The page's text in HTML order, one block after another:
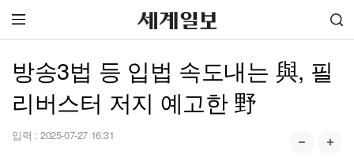
방송3법 등 입법 속도내는 與, 필
리버스터 저지 예고한 野
입력 : 2025-07-27 16:31